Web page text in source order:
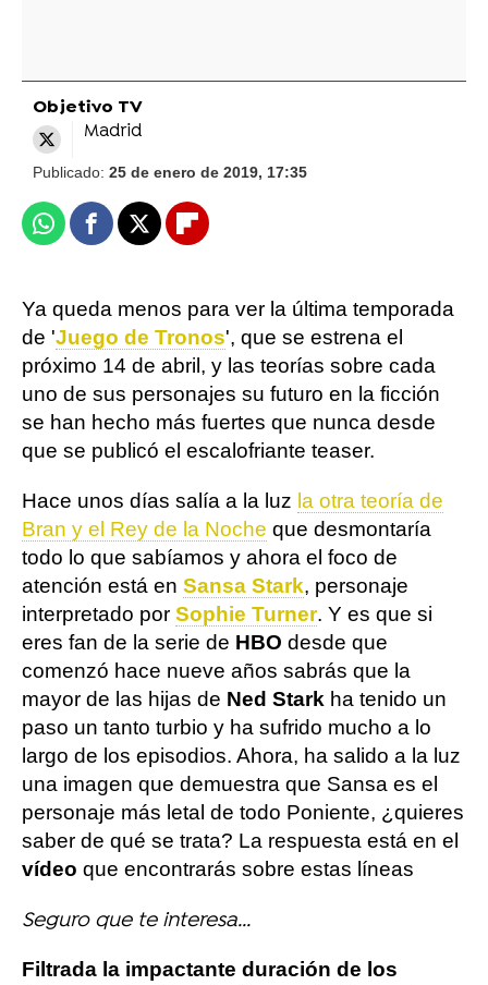
Objetivo TV
Madrid
Publicado: 25 de enero de 2019, 17:35
WhatsappFacebook
X Flipboard
Ya queda menos para ver la última temporada
de 'Juego de Tronos', que se estrena el
próximo 14 de abril, y las teorías sobre cada
uno de sus personajes su futuro en la ficción
se han hecho más fuertes que nunca desde
que se publicó el escalofriante teaser.
Hace unos días salía a la luz la otra teoría de
Bran y el Rey de la Noche que desmontaría
todo lo que sabíamos y ahora el foco de
atención está en Sansa Stark, personaje
interpretado por Sophie Turner. Y es que si
eres fan de la serie de HBO desde que
comenzó hace nueve años sabrás que la
mayor de las hijas de Ned Stark ha tenido un
paso un tanto turbio y ha sufrido mucho a lo
largo de los episodios. Ahora, ha salido a la luz
una imagen que demuestra que Sansa es el
personaje más letal de todo Poniente, ¿quieres
saber de qué se trata? La respuesta está en el
vídeo que encontrarás sobre estas líneas
Seguro que te interesa...
Filtrada la impactante duración de los